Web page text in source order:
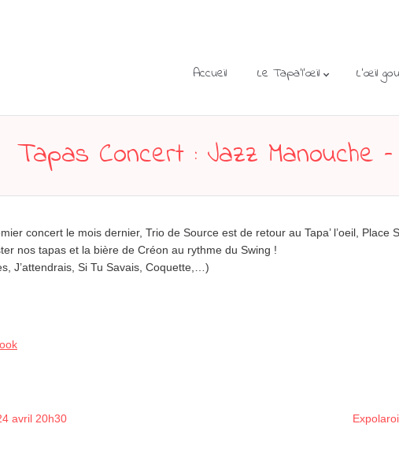
Accueil Le Tapa’l’œil L’œil
Tapas Concert : Jazz Manouche
concert le mois dernier, Trio de Source est de retour au Tapa’ l’oeil, Place
nos tapas et la bière de Créon au rythme du Swing !
J’attendrais, Si Tu Savais, Coquette,…)
avril 20h30